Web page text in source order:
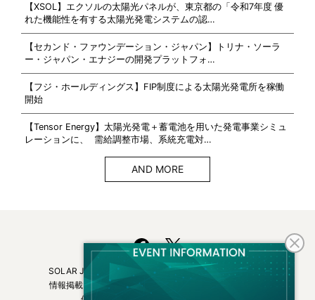
【XSOL】エクソルの太陽光パネルが、東京都の「令和7年度 優
れた機能性を有する太陽光発電システムの認…
【セカンド・ファウンデーション・ジャパン】トリナ・ソーラ
ー・ジャパン・エナジーの開発プラットフォ…
【フジ・ホールディングス】FIP制度による太陽光発電所を稼働
開始
【Tensor Energy】太陽光発電＋蓄電池を用いた発電事業シミュ
レーションに、 需給調整市場、系統充電対…
AND MORE
SOLAR JOURNALについて
フリーマガジンはこちら
情報掲載について
広告掲載について